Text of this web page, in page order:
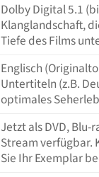
Dolby Digital 5.1
Klanglandschaft,
Tiefe des Films
Englisch
Untertiteln (z.B.
optimales
Jetzt als DVD,
Stream verfügbar.
Sie Ihr Exemplar